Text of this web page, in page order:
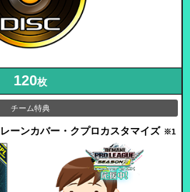
120枚
レーンカバー・クプロカスタマイズ ※1